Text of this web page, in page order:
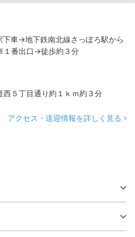
車→地下鉄南北線さっぽろ駅から
１番出口→徒歩約３分
５丁目通り約１ｋｍ約３分
アクセス・送迎情報を詳しく見る